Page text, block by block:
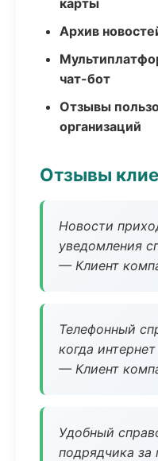
карты
Архив
чат-бот
Отзывы
организаций
Отзывы
Новости
уведомления
— Клиент
Телефонный
когда
— Клиент
Удобный
подрядчика